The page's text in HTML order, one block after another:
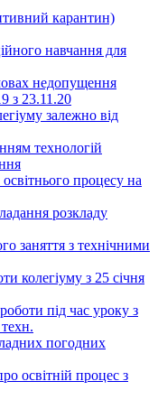
карантин)
навчання для
недопущення
з 23.11.20
залежно від
технологій
процесу на
розкладу
заняття з технічними
колегіуму з 25 січня
під час уроку з
погодних
освітній процес з